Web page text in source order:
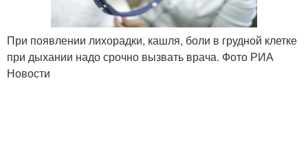
При появлении лихорадки, кашля, боли в грудной клетке
при дыхании надо срочно вызвать врача. Фото РИА
Новости